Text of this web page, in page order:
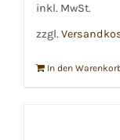
inkl. MwSt.
zzgl.
In den